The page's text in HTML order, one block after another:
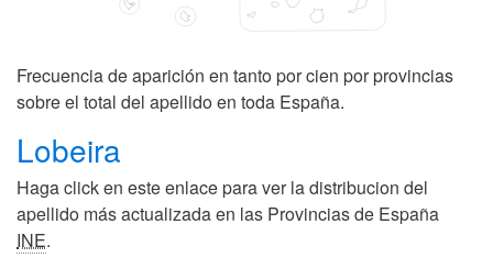
Frecuencia de aparición en tanto por cien por provincias
sobre el total del apellido en toda España.
Lobeira
Haga click en este enlace para ver la distribucion del
apellido más actualizada en las Provincias de España
INE.